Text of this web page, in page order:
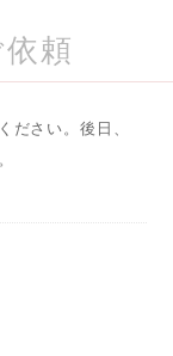
頼
ださい。後日、